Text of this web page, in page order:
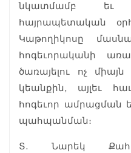
նկատմամբ եւ
հայրապետական
Կաթողիկոսը
հոգեւորականի
ծառայելու ոչ
կեանքին, այլեւ
հոգեւոր ամրացման
պահպանման։
Տ. Նարեկ